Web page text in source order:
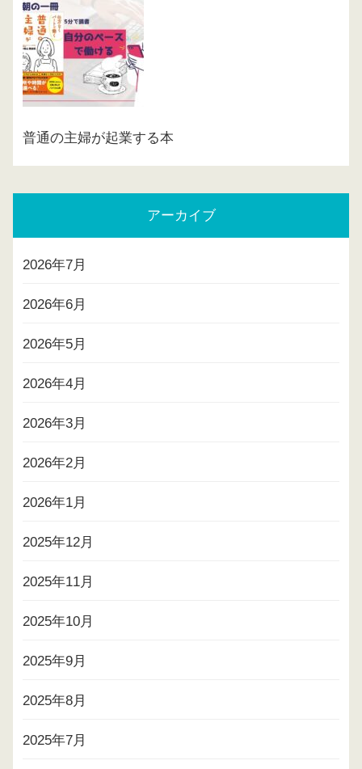
普通の主婦が起業する本
アーカイブ
2026年7月
2026年6月
2026年5月
2026年4月
2026年3月
2026年2月
2026年1月
2025年12月
2025年11月
2025年10月
2025年9月
2025年8月
2025年7月